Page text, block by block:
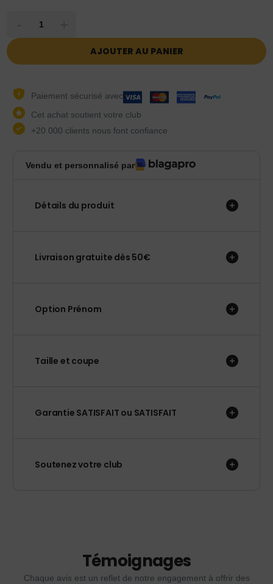
AJOUTER AU PANIER
Paiement sécurisé avec
Cet achat soutient votre club
+20 000 clients nous font confiance
Vendu et personnalisé par
Détails du produit
Livraison gratuite dès 50€
Option Prénom
Taille et coupe
Garantie SATISFAIT ou SATISFAIT
Soutenez votre club
Témoignages
Chaque avis est un reflet de notre engagement à offrir des